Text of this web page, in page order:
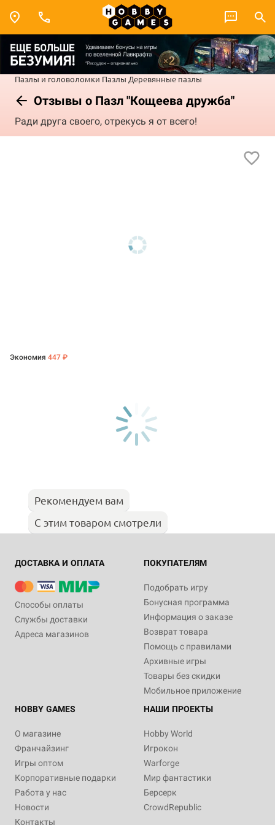
Пазлы и головоломки Пазлы Деревянные пазлы
Отзывы о Пазл "Кощеева дружба"
Ради друга своего, отрекусь я от всего!
Экономия 447 ₽
Рекомендуем вам
С этим товаром смотрели
ДОСТАВКА И ОПЛАТА
Способы оплаты
Службы доставки
Адреса магазинов
ПОКУПАТЕЛЯМ
Подобрать игру
Бонусная программа
Информация о заказе
Возврат товара
Помощь с правилами
Архивные игры
Товары без скидки
Мобильное приложение
HOBBY GAMES
О магазине
Франчайзинг
Игры оптом
Корпоративные подарки
Работа у нас
Новости
Контакты
НАШИ ПРОЕКТЫ
Hobby World
Игрокон
Warforge
Мир фантастики
Берсерк
CrowdRepublic